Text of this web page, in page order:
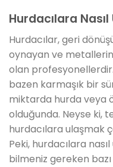
Hurdacılara Nasıl
Hurdacılar, geri
oynayan ve
olan
bazen karmaşık bir
miktarda hurda veya
olduğunda. Neyse ki,
hurdacılara ulaşmak
Peki, hurdacılara
bilmeniz gereken